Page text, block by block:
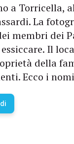
a Torricella,
La
membri dei
Il
della
Ecco i